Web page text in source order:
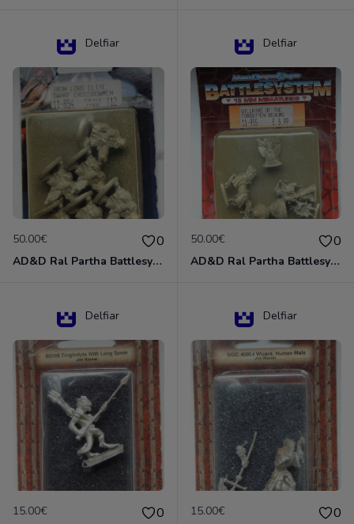
Delfiar
50.00€ 0
AD&D Ral Partha Battlesystem Miniatures Pack Iron Lord Dwarf Crossbowmen 11-854
Delfiar
50.00€ 0
AD&D Ral Partha Battlesystem Villains/Forgotten Realms 11-955 Miniatures
Delfiar
15.00€ 0
Delfiar
15.00€ 0